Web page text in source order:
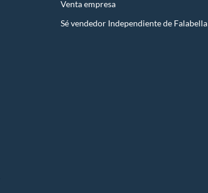
Venta empresa
Sé vendedor Independiente de Falabella